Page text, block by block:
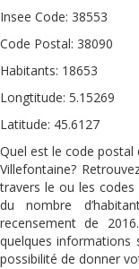
Insee Code: 38553
Code Postal: 38090
Habitants: 18653
Longtitude: 5.15269
Latitude: 45.6127
Quel est le code postal
Villefontaine?
travers le ou les codes
du nombre
recensement de
quelques informations
possibilité de donner